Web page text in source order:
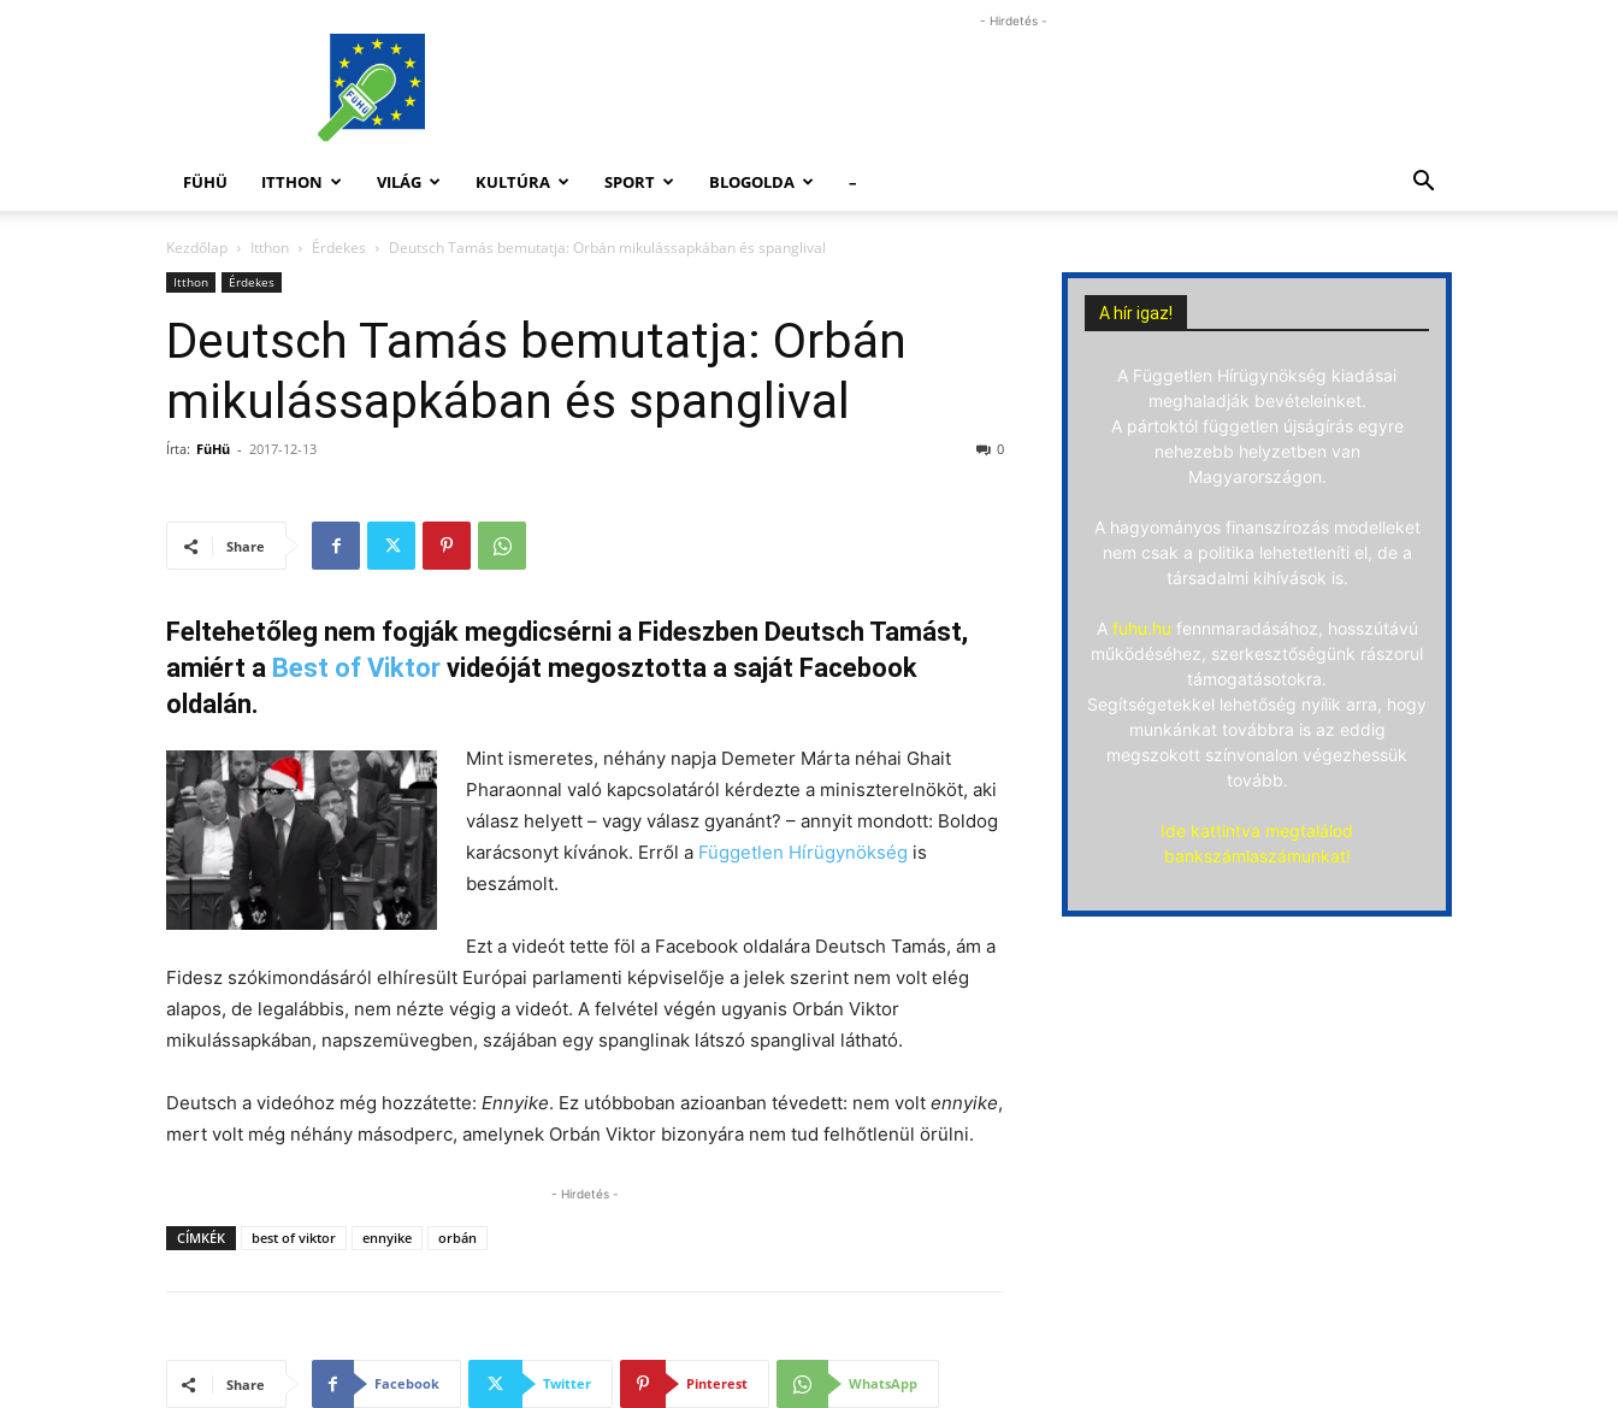
FüHü
- Hirdetés -
FÜHÜ ITTHON VILÁG KULTÚRA SPORT BLOGOLDA –
Kezdőlap Itthon Érdekes Deutsch Tamás bemutatja: Orbán mikulássapkában és spanglival
Itthon Érdekes
Deutsch Tamás bemutatja: Orbán
mikulássapkában és spanglival
Írta: FüHü - 2017-12-13 0
Share
Feltehetőleg nem fogják megdicsérni a Fideszben Deutsch Tamást,
amiért a Best of Viktor videóját megosztotta a saját Facebook
oldalán.
Mint ismeretes, néhány napja Demeter Márta néhai Ghait
Pharaonnal való kapcsolatáról kérdezte a miniszterelnököt, aki
válasz helyett – vagy válasz gyanánt? – annyit mondott: Boldog
karácsonyt kívánok. Erről a Független Hírügynökség is
beszámolt.
Ezt a videót tette föl a Facebook oldalára Deutsch Tamás, ám a
Fidesz szókimondásáról elhíresült Európai parlamenti képviselője a jelek szerint nem volt elég
alapos, de legalábbis, nem nézte végig a videót. A felvétel végén ugyanis Orbán Viktor
mikulássapkában, napszemüvegben, szájában egy spanglinak látszó spanglival látható.
Deutsch a videóhoz még hozzátette: Ennyike. Ez utóbboban azioanban tévedett: nem volt ennyike,
mert volt még néhány másodperc, amelynek Orbán Viktor bizonyára nem tud felhőtlenül örülni.
- Hirdetés -
CÍMKÉK best of viktor ennyike orbán
Share Facebook Twitter Pinterest WhatsApp
A hír igaz!
A Független Hírügynökség kiadásai
meghaladják bevételeinket.
A pártoktól független újságírás egyre
nehezebb helyzetben van
Magyarországon.
A hagyományos finanszírozás modelleket
nem csak a politika lehetetleníti el, de a
társadalmi kihívások is.
A fuhu.hu fennmaradásához, hosszútávú
működéséhez, szerkesztőségünk rászorul
támogatásotokra.
Segítségetekkel lehetőség nyílik arra, hogy
munkánkat továbbra is az eddig
megszokott színvonalon végezhessük
tovább.
Ide kattintva megtalálod
bankszámlaszámunkat!